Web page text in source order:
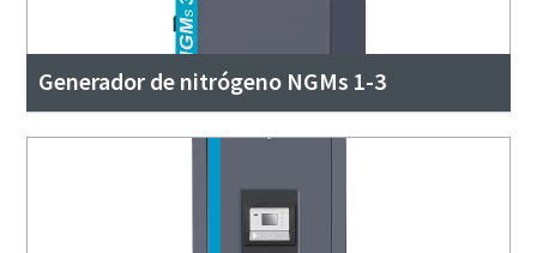
Generador de nitrógeno NGMs 1-3